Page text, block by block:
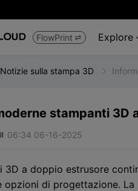
FlowPrint  Explore
Notizie sulla stampa 3D
stampanti 3D
06:34 06-16-2025
3D a doppio estrusore
opzioni di progettazione.